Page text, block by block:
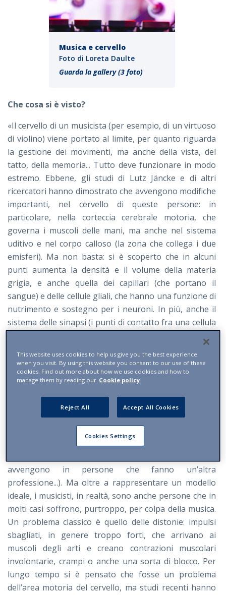
Musica e cervello
Foto di Loreta Daulte
Guarda la gallery (3 foto)
Che cosa si è visto?
«Il cervello di un musicista (per esempio, di un virtuoso
di violino) viene portato al limite, per quanto riguarda
la gestione dei movimenti, ma anche della vista, del
tatto, della memoria... Tutto deve funzionare in modo
estremo. Ebbene, gli studi di Lutz Jäncke e di altri
ricercatori hanno dimostrato che avvengono modifiche
importanti, nel cervello di queste persone: in
particolare, nella corteccia cerebrale motoria, che
governa i muscoli delle mani, ma anche nel sistema
uditivo e nel corpo calloso (la zona che collega i due
emisferi). Ma non basta: si è scoperto che in alcuni
punti aumenta la densità e il volume della materia
grigia, e anche quella dei capillari (che portano il
sangue) e delle cellule gliali, che hanno una funzione di
nutrimento e sostegno per i neuroni. In più, anche il
sistema delle sinapsi (i punti di contatto fra una cellula
questo, dicevo, è molto importante per capire in che
modo si esprime la plasticità del cervello, non solo di
quello dei musicisti».
Insomma, il cervello dei musicisti racconta molto
bene le peculiarità (e l’essenza) degli esseri
«Sì, i musicisti sono un "prototipo" molto importante, e
avvengono in persone che fanno un’altra
professione...). Ma oltre a rappresentare un modello
ideale, i musicisti, in realtà, sono anche persone che in
molti casi soffrono, purtroppo, per colpa della musica.
Un problema classico è quello delle distonie: impulsi
sbagliati, in genere troppo forti, che arrivano ai
muscoli degli arti e creano contrazioni muscolari
involontarie, crampi o anche una sorta di blocco. Per
lungo tempo si è pensato che fosse un problema
dell’area motoria del cervello, ma studi recenti hanno
This website uses cookies to help us give you the best experience
when you visit. By using this website you consent to our use of these
cookies. Find out more about how we use cookies and how to
manage them by reading our Cookie policy
Reject All Accept All Cookies
Cookies Settings